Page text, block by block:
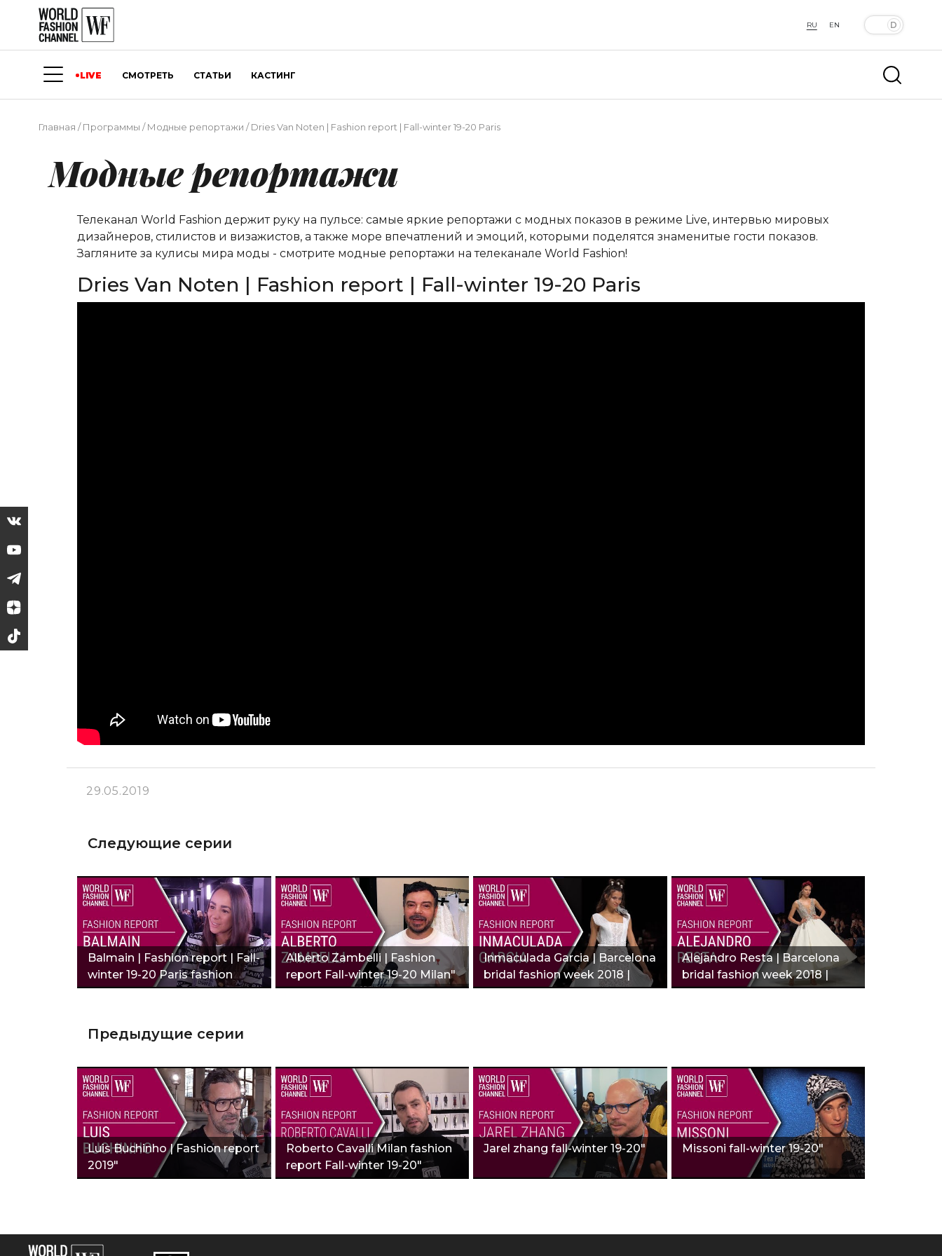
RU EN
LIVE СМОТРЕТЬ СТАТЬИ КАСТИНГ
Главная /Программы /Модные репортажи /Dries Van Noten | Fashion report | Fall-winter 19-20 Paris
Модные репортажи
Телеканал World Fashion держит руку на пульсе: самые яркие репортажи с модных показов в режиме Live, интервью мировых
дизайнеров, стилистов и визажистов, а также море впечатлений и эмоций, которыми поделятся знаменитые гости показов.
Загляните за кулисы мира моды - смотрите модные репортажи на телеканале World Fashion!
Dries Van Noten | Fashion report | Fall-winter 19-20 Paris
29.05.2019
Следующие серии
Balmain | Fashion report | Fall-
winter 19-20 Paris fashion
week"
Alberto Zambelli | Fashion
report Fall-winter 19-20 Milan"
Inmaculada Garcia | Barcelona
bridal fashion week 2018 |
Fashion report"
Alejandro Resta | Barcelona
bridal fashion week 2018 |
Fashion report"
Предыдущие серии
Luis Buchinho | Fashion report
2019"
Roberto Cavalli Milan fashion
report Fall-winter 19-20"
Jarel zhang fall-winter 19-20" Missoni fall-winter 19-20"